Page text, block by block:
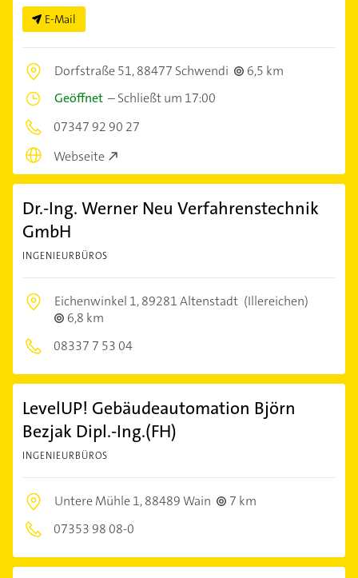
E-Mail
Dorfstraße 51,88477 Schwendi
6,5 km
Geöffnet –Schließt um 17:00
07347 92 90 27
Webseite
Dr.-Ing. Werner Neu Verfahrenstechnik
GmbH
INGENIEURBÜROS
Eichenwinkel 1,89281 Altenstadt (Illereichen)
6,8 km
08337 7 53 04
LevelUP! Gebäudeautomation Björn
Bezjak Dipl.-Ing.(FH)
INGENIEURBÜROS
Untere Mühle 1,88489 Wain
7 km
07353 98 08-0